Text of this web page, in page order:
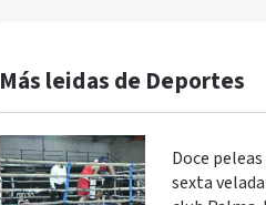
Más leidas de Deportes
Doce
sexta